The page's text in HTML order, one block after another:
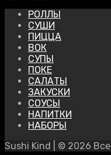
РОЛЛЫ
СУШИ
ПИЦЦА
ВОК
СУПЫ
ПОКЕ
САЛАТЫ
ЗАКУСКИ
СОУСЫ
НАПИТКИ
НАБОРЫ
Sushi Kind | © 2026